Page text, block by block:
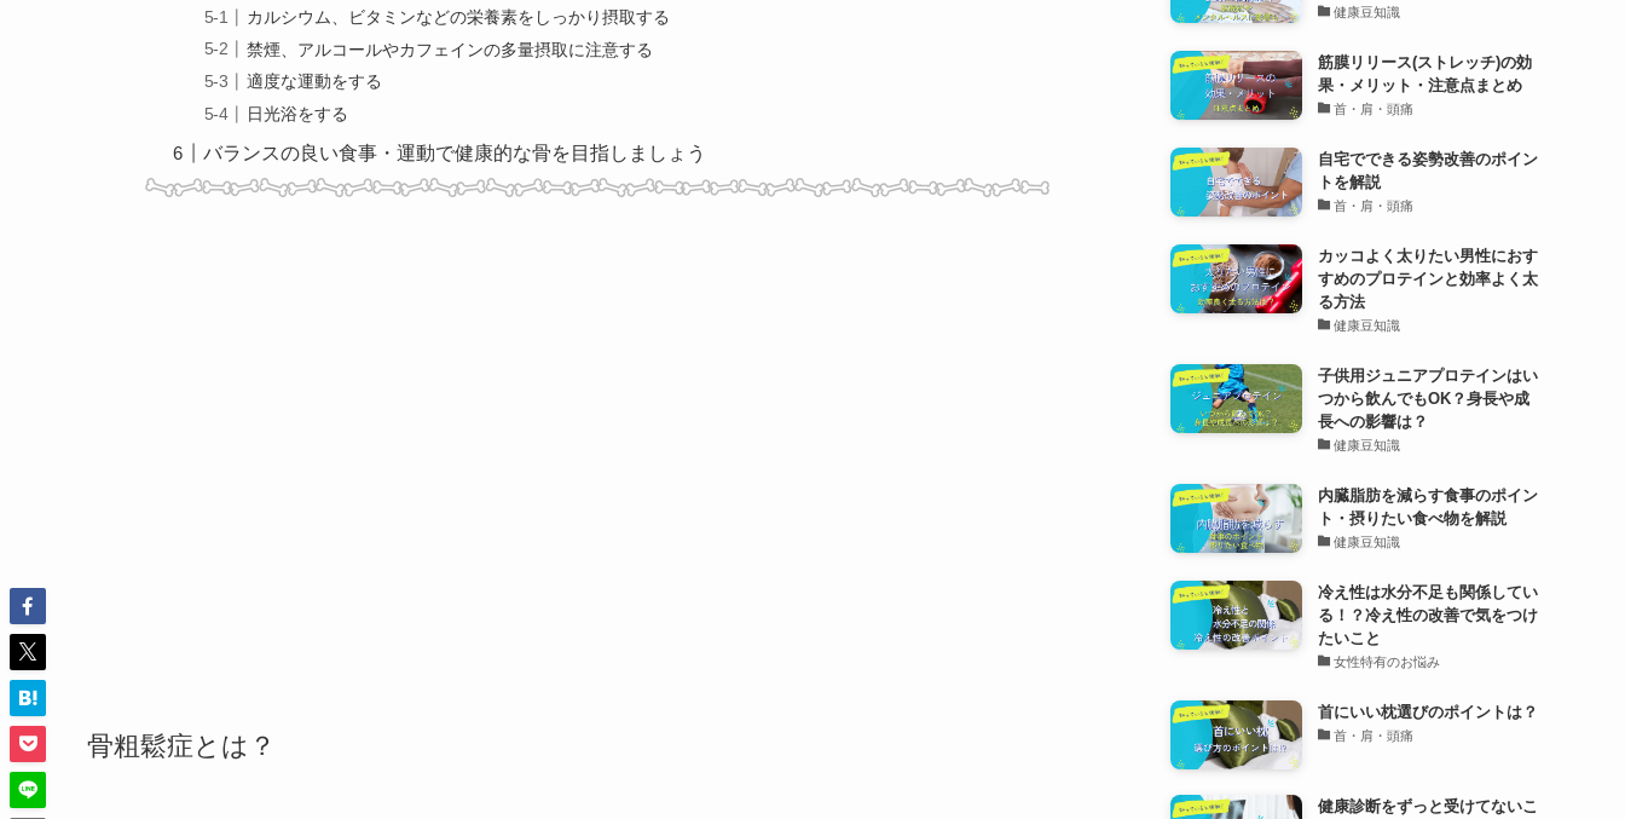
カルシウム、ビタミンなどの栄養素をしっかり摂取する
禁煙、アルコールやカフェインの多量摂取に注意する
適度な運動をする
日光浴をする
バランスの良い食事・運動で健康的な骨を目指しましょう
骨粗鬆症とは？
健康豆知識
筋膜リリース(ストレッチ)の効
果・メリット・注意点まとめ
首・肩・頭痛
自宅でできる姿勢改善のポイン
トを解説
首・肩・頭痛
カッコよく太りたい男性におす
すめのプロテインと効率よく太
る方法
健康豆知識
子供用ジュニアプロテインはい
つから飲んでもOK？身長や成
長への影響は？
健康豆知識
内臓脂肪を減らす食事のポイン
ト・摂りたい食べ物を解説
健康豆知識
冷え性は水分不足も関係してい
る！？冷え性の改善で気をつけ
たいこと
女性特有のお悩み
首にいい枕選びのポイントは？
首・肩・頭痛
健康診断をずっと受けてないこ